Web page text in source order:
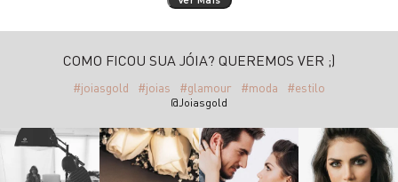
COMO FICOU SUA JÓIA? QUEREMOS VER ;)
#joiasgold #joias #glamour #moda #estilo
@Joiasgold